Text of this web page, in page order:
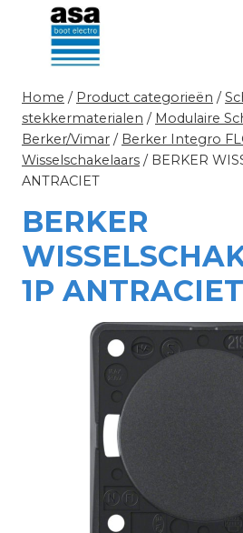
Doorgaan
inhoud
Home / Product categorieën /
stekkermaterialen / Modulaire
Berker/Vimar / Berker Integro
Wisselschakelaars / BERKER
ANTRACIET
BERKER
1P ANTRACIET